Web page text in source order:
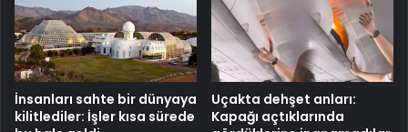
İnsanları sahte bir dünyaya
kilitlediler: İşler kısa sürede
Uçakta dehşet anları:
Kapağı açtıklarında